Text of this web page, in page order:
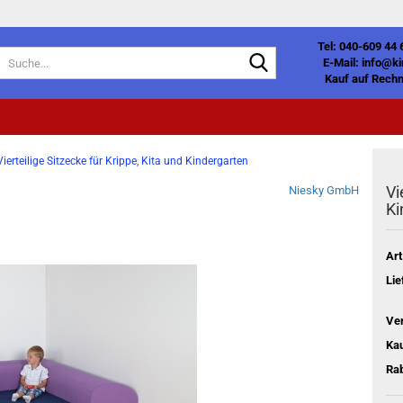
Tel: 040-609 44
E-Mail:
Kauf auf
Sitzecke für Krippe, Kita und Kindergarten
Niesky GmbH